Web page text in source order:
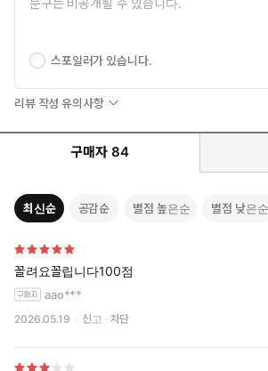
스포일러가 있습니다.
리뷰 작성 유의사항
구매자 84
최신순 공감순 별점 높은순 별점 낮은순
꼴려요꼴립니다100점
aao***
2026.05.19 신고 차단